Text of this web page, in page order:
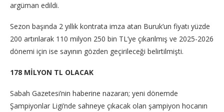
argüman edildi.
Sezon başında 2 yıllık kontrata imza atan Buruk’un fiyatı yüzde
200 artırılarak 110 milyon 250 bin TL’ye çıkarılmış ve 2025-2026
dönemi için ise sayının gözden geçirileceği belirtilmişti.
178 MİLYON TL OLACAK
Sabah Gazetesi’nin haberine nazaran; yeni dönemde
Şampiyonlar Ligi’nde sahneye çıkacak olan şampiyon hocanın